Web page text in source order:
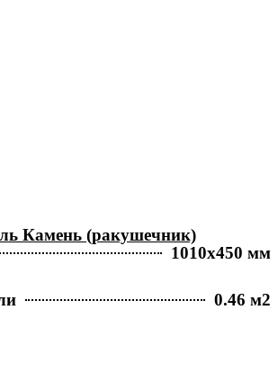
Камень (ракушечник)
1010х450 мм
0.46 м2